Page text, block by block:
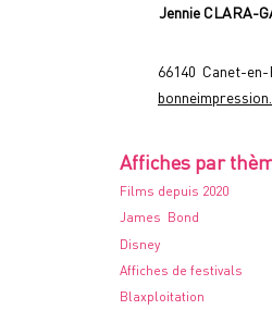
Jennie CLARA-
66140 Canet-
Affiches par
Films depuis 2020
James Bond
Disney
Affiches de festivals
Blaxploitation